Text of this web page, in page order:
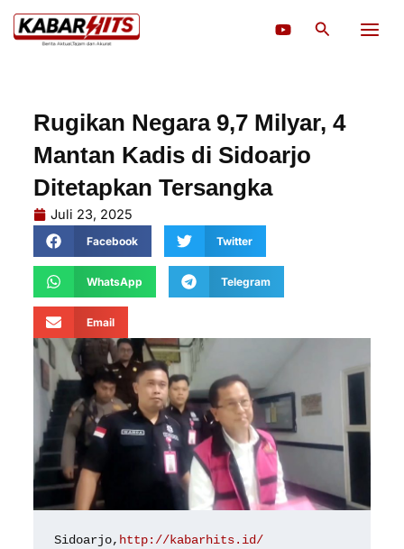
Lewati
ke
Cari
Rugikan Negara 9,7 Milyar, 4
Mantan Kadis di Sidoarjo
Ditetapkan Tersangka
Juli 23, 2025
Facebook Twitter
WhatsApp Telegram
Email
Sidoarjo, http://kabarhits.id/